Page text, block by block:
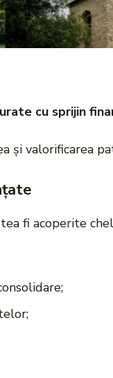
cu sprijin
și valorificarea
fi acoperite